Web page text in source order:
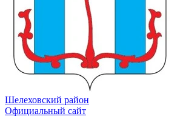
Шелеховский район
Официальный сайт